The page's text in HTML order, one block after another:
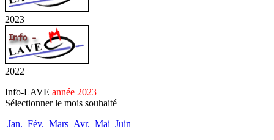
2023
2022
Info-LAVE année 2023
Sélectionner le mois souhaité
Jan. Fév. Mars Avr. Mai Juin